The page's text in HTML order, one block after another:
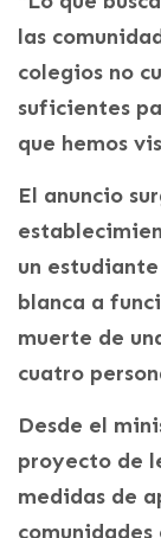
las
colegios no
suficientes
que hemos
El anuncio
un
blanca a
muerte de
cuatro
Desde el
proyecto de
medidas de